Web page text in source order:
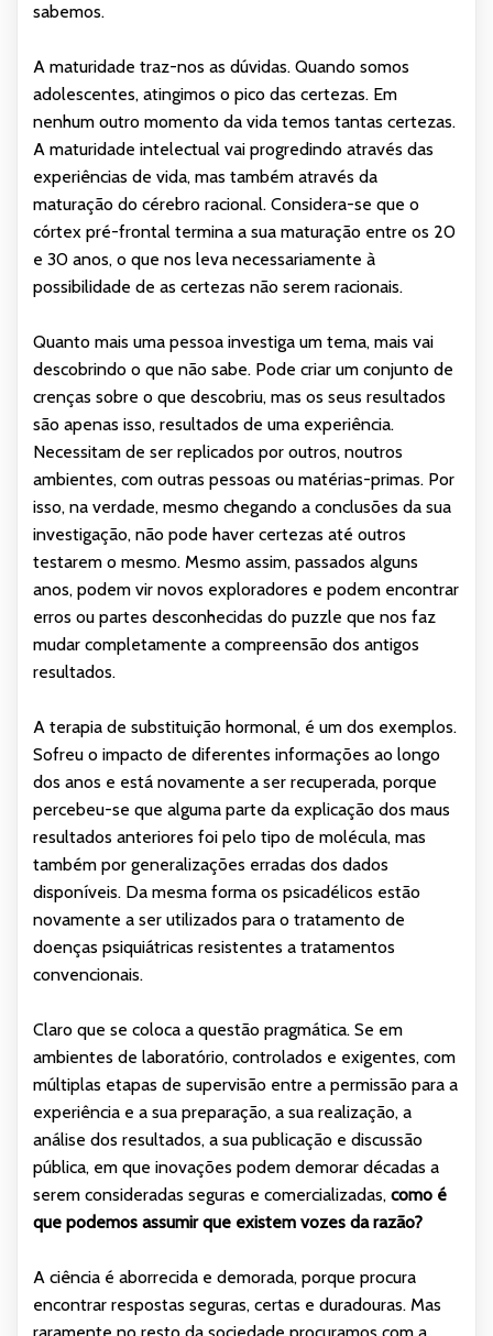
sabemos.
A maturidade traz-nos as dúvidas. Quando somos
adolescentes, atingimos o pico das certezas. Em
nenhum outro momento da vida temos tantas certezas.
A maturidade intelectual vai progredindo através das
experiências de vida, mas também através da
maturação do cérebro racional. Considera-se que o
córtex pré-frontal termina a sua maturação entre os 20
e 30 anos, o que nos leva necessariamente à
possibilidade de as certezas não serem racionais.
Quanto mais uma pessoa investiga um tema, mais vai
descobrindo o que não sabe. Pode criar um conjunto de
crenças sobre o que descobriu, mas os seus resultados
são apenas isso, resultados de uma experiência.
Necessitam de ser replicados por outros, noutros
ambientes, com outras pessoas ou matérias-primas. Por
isso, na verdade, mesmo chegando a conclusões da sua
investigação, não pode haver certezas até outros
testarem o mesmo. Mesmo assim, passados alguns
anos, podem vir novos exploradores e podem encontrar
erros ou partes desconhecidas do puzzle que nos faz
mudar completamente a compreensão dos antigos
resultados.
A terapia de substituição hormonal, é um dos exemplos.
Sofreu o impacto de diferentes informações ao longo
dos anos e está novamente a ser recuperada, porque
percebeu-se que alguma parte da explicação dos maus
resultados anteriores foi pelo tipo de molécula, mas
também por generalizações erradas dos dados
disponíveis. Da mesma forma os psicadélicos estão
novamente a ser utilizados para o tratamento de
doenças psiquiátricas resistentes a tratamentos
convencionais.
Claro que se coloca a questão pragmática. Se em
ambientes de laboratório, controlados e exigentes, com
múltiplas etapas de supervisão entre a permissão para a
experiência e a sua preparação, a sua realização, a
análise dos resultados, a sua publicação e discussão
pública, em que inovações podem demorar décadas a
serem consideradas seguras e comercializadas, como é
que podemos assumir que existem vozes da razão?
A ciência é aborrecida e demorada, porque procura
encontrar respostas seguras, certas e duradouras. Mas